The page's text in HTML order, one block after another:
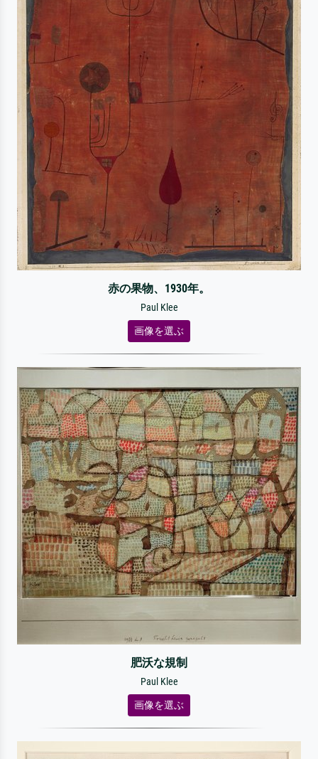
赤の果物、1930年。
Paul Klee
画像を選ぶ
肥沃な規制
Paul Klee
画像を選ぶ